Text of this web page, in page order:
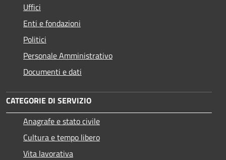
Uffici
Enti e fondazioni
Politici
Personale Amministrativo
Documenti e dati
CATEGORIE DI SERVIZIO
Anagrafe e stato civile
Cultura e tempo libero
Vita lavorativa